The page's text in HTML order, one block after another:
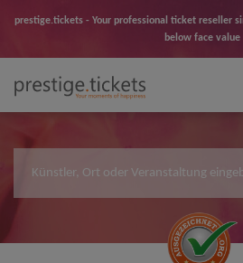
prestige.tickets - Your professional ticket reseller
below face value